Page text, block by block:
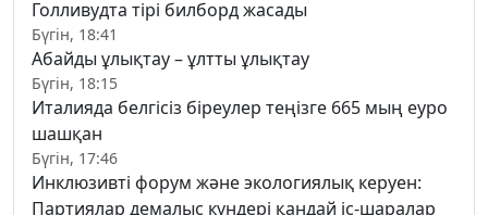
Голливудта тірі билборд жасады
Бүгін, 18:41
Абайды ұлықтау – ұлтты ұлықтау
Бүгін, 18:15
Италияда белгісіз біреулер теңізге 665 мың еуро
шашқан
Бүгін, 17:46
Инклюзивті форум және экологиялық керуен:
Партиялар демалыс күндері қандай іс-шаралар